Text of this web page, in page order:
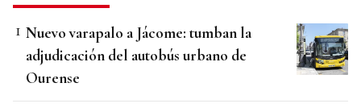
Nuevo varapalo a Jácome: tumban la
adjudicación del autobús urbano de
Ourense